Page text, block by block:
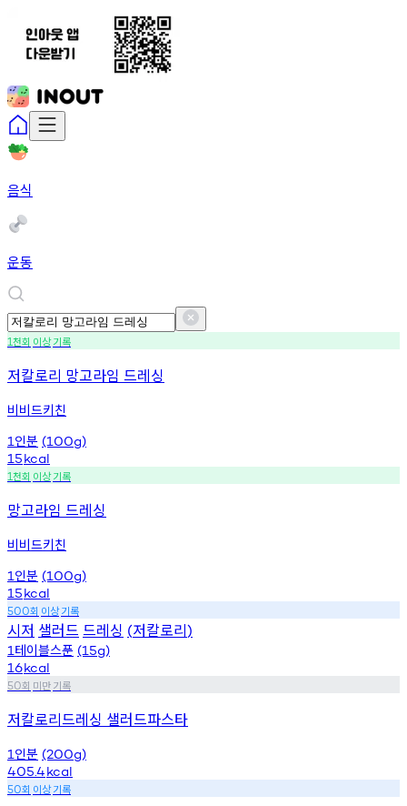
음식
운동
1천회 이상기록
저칼로리 망고라임 드레싱
비비드키친
1 인분 (100g)
15kcal
1천회 이상기록
망고라임 드레싱
비비드키친
1 인분 (100g)
15kcal
500회 이상기록
시저 샐러드 드레싱 (저칼로리)
1 테이블스푼 (15g)
16kcal
50회 미만기록
저칼로리드레싱 샐러드파스타
1 인분 (200g)
405.4kcal
50회 이상기록